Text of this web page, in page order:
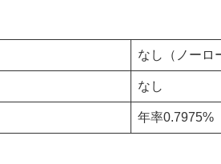
なし（ノーロ
なし
年率0.7975%